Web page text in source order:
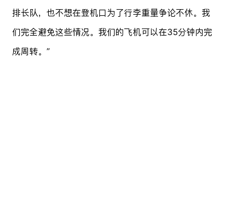
排长队，也不想在登机口为了行李重量争论不休。我
们完全避免这些情况。我们的飞机可以在35分钟内完
成周转。”